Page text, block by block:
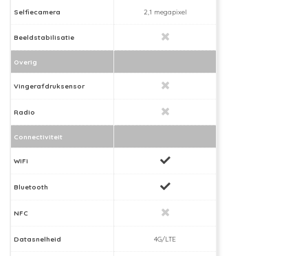
Selfiecamera 2,1 megapixel
Beeldstabilisatie
Overig
Vingerafdruksensor
Radio
Connectiviteit
WiFi
Bluetooth
NFC
Datasnelheid 4G/LTE